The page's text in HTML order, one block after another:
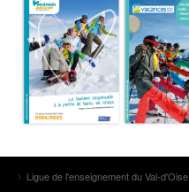
Ligue de l'enseignement du Val-d'Oise